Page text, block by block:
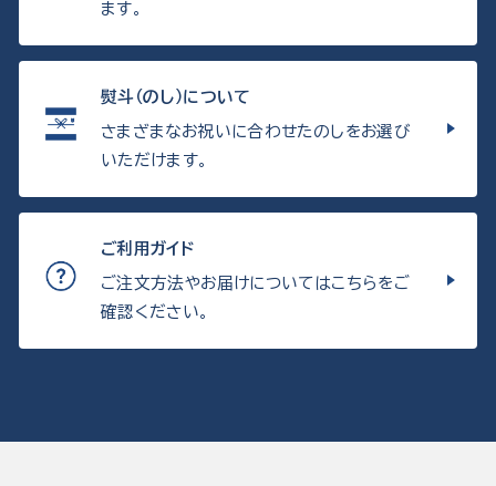
ます。
熨斗（のし）について
さまざまなお祝いに合わせたのしをお選び
いただけます。
ご利用ガイド
ご注文方法やお届けについてはこちらをご
確認ください。